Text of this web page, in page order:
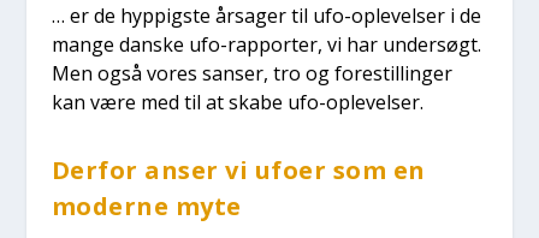
… er de hyp­pig­ste årsa­ger til ufo-ople­vel­ser i de
man­ge dan­ske ufo-rap­por­ter, vi har under­søgt.
Men også vores san­ser, tro og fore­stil­lin­ger
kan være med til at ska­be ufo-ople­vel­ser.
Der­for anser vi ufo­er som en
moder­ne myte